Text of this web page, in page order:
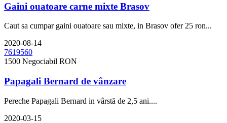
Gaini ouatoare carne mixte Brasov
Caut sa cumpar gaini ouatoare sau mixte, in Brasov ofer 25 ron...
2020-08-14
1500 Negociabil RON
Papagali Bernard de vânzare
Pereche Papagali Bernard in vârstă de 2,5 ani....
2020-03-15